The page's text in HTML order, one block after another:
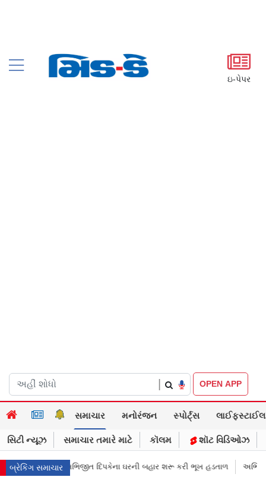
ઇ-પેપર
OPEN APP
સમાચાર મનોરંજન સ્પોર્ટ્સ લાઈફસ્ટાઈલ
સિટી ન્યૂઝ સમાચાર તમારે માટે કૉલમ શૉટ વિડિઓઝ
બ્રેકિંગ સમાચાર
બહાર શરૂ કરી ભૂખ હડતાળ અભિજીત દિપકેએ CJPની નવી નીતિ જાહેર કરી,